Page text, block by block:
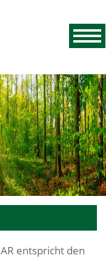
entspricht den